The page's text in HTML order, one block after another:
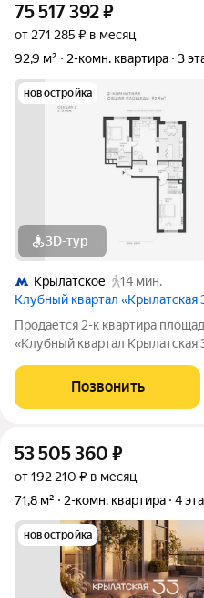
75 517 392₽
от 271 285 ₽ в месяц
92,9 м²
2-комн. квартира 3
новостройка
3D-тур
Крылатское
14 мин.
Клубный квартал «Крылатская
Продается 2-к квартира
«Клубный квартал Крылатская
западе Москвы от
«Сияние». Комплекс
Позвонить
53 505 360 ₽
от 192 210 ₽ в месяц
71,8 м²
2-комн. квартира 4
новостройка